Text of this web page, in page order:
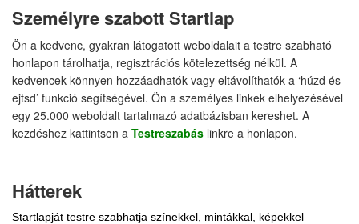
Személyre szabott Startlap
Ön a kedvenc, gyakran látogatott weboldalait a testre szabható
honlapon tárolhatja, regisztrációs kötelezettség nélkül. A
kedvencek könnyen hozzáadhatók vagy eltávolíthatók a ‘húzd és
ejtsd’ funkció segítségével. Ön a személyes linkek elhelyezésével
egy 25.000 weboldalt tartalmazó adatbázisban kereshet. A
kezdéshez kattintson a Testreszabás linkre a honlapon.
Hátterek
Startlapját testre szabhatja színekkel, mintákkal, képekkel